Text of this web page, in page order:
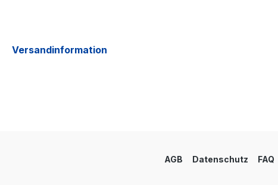
Versandinformation
AGB Datenschutz FAQ